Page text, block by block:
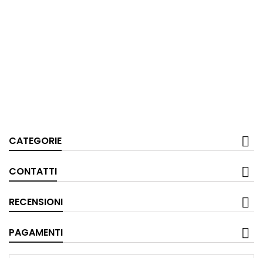
CATEGORIE
CONTATTI
RECENSIONI
PAGAMENTI